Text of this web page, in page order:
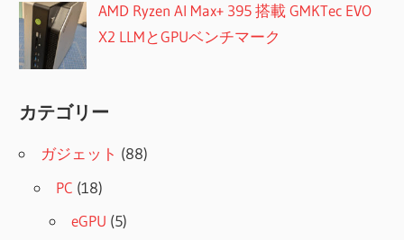
AMD Ryzen AI Max+ 395 搭載 GMKTec EVO
X2 LLMとGPUベンチマーク
カテゴリー
ガジェット (88)
PC (18)
eGPU (5)